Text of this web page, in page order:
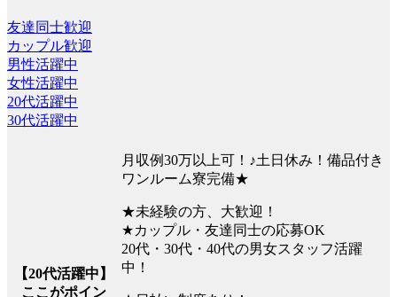
友達同士歓迎
カップル歓迎
男性活躍中
女性活躍中
20代活躍中
30代活躍中
【20代活躍中】
ここがポイン
月収例30万以上可！♪土日休み！備品付き
ワンルーム寮完備★
★未経験の方、大歓迎！
★カップル・友達同士の応募OK
20代・30代・40代の男女スタッフ活躍
中！